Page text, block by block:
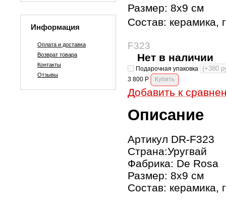
Информация
Оплата и доставка
Возврат товара
Контакты
Отзывы
Размер: 8x9 см
Состав: керамика,
F323
Нет в наличии
Подарочная упаковка
3 800 Р
Добавить к
Описание
Артикул DR-F323
Страна:Уругвай
Фабрика: De Rosa
Размер: 8x9 см
Состав: керамика,